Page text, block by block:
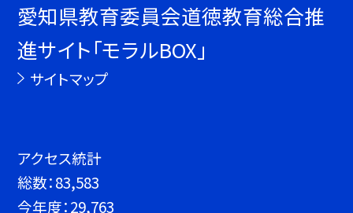
愛知県教育委員会道徳教育総合推
進サイト「モラルBOX」
サイトマップ
アクセス統計
総数：83,583
今年度：29,763